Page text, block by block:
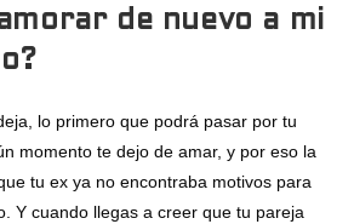
de nuevo a mi
lo primero que podrá pasar por tu
momento te dejo de amar, y por eso la
tu ex ya no encontraba motivos para
Y cuando llegas a creer que tu pareja